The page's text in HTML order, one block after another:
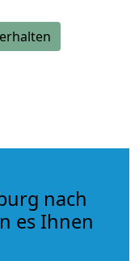
nach
es Ihnen